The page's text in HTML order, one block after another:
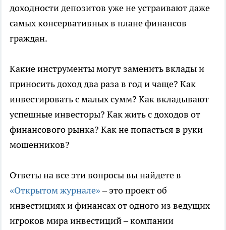
доходности депозитов уже не устраивают даже
самых консервативных в плане финансов
граждан.
Какие инструменты могут заменить вклады и
приносить доход два раза в год и чаще? Как
инвестировать с малых сумм? Как вкладывают
успешные инвесторы? Как жить с доходов от
финансового рынка? Как не попасться в руки
мошенников?
Ответы на все эти вопросы вы найдете в
«Открытом журнале»– это проект об
инвестициях и финансах от одного из ведущих
игроков мира инвестиций – компании